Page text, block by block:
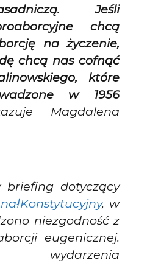
Jeśli
chcą
na życzenie,
chcą nas cofnąć
które
w 1956
Magdalena
briefing dotyczący
, w
niezgodność z
eugenicznej.